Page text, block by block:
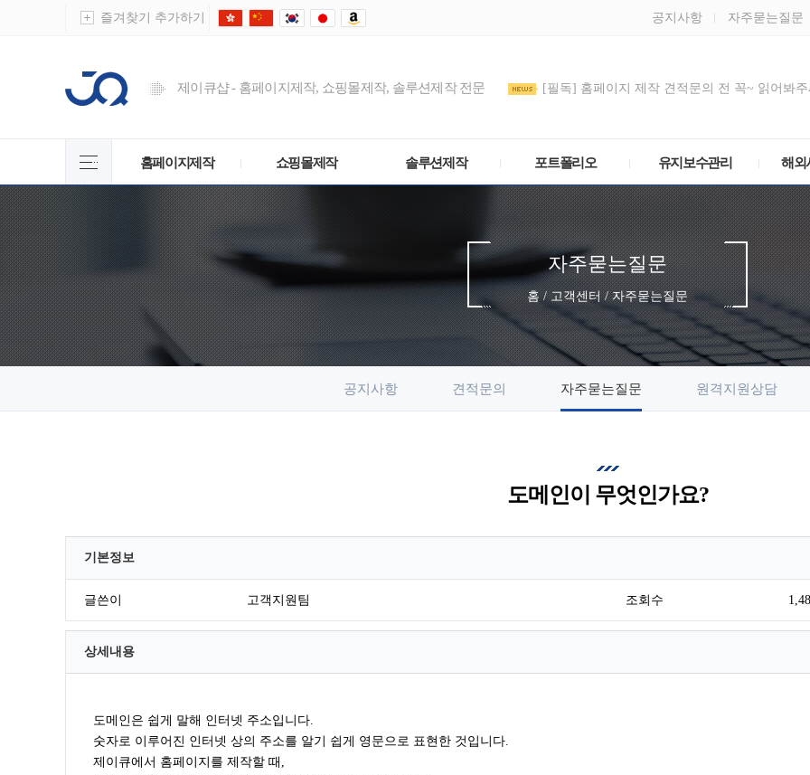
즐겨찾기 추가하기 공지사항 자주묻는질문
제이큐샵 - 홈페이지제작, 쇼핑몰제작, 솔루션제작 전문
[필독] 홈페이지 제작 견적문의 전 꼭~ 읽어봐
홈페이지제작 쇼핑몰제작 솔루션제작 포트폴리오 유지보수관리 해외
자주묻는질문
홈 / 고객센터 / 자주묻는질문
공지사항 견적문의 자주묻는질문 원격지원상담
도메인이 무엇인가요?
기본정보
글쓴이 고객지원팀 조회수
상세내용
도메인은 쉽게 말해 인터넷 주소입니다.
숫자로 이루어진 인터넷 상의 주소를 알기 쉽게 영문으로 표현한 것입니다.
제이큐에서 홈페이지를 제작할 때,